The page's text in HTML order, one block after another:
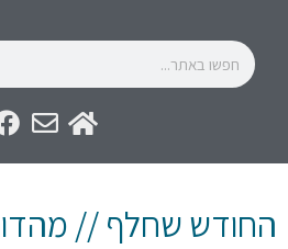
החודש שחלף // מהדורת